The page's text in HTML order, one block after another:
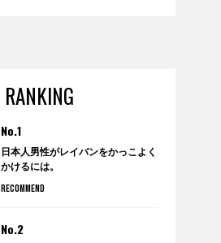
RANKING
No.1
日本人男性がレイバンをかっこよく
かけるには。
RECOMMEND
No.2